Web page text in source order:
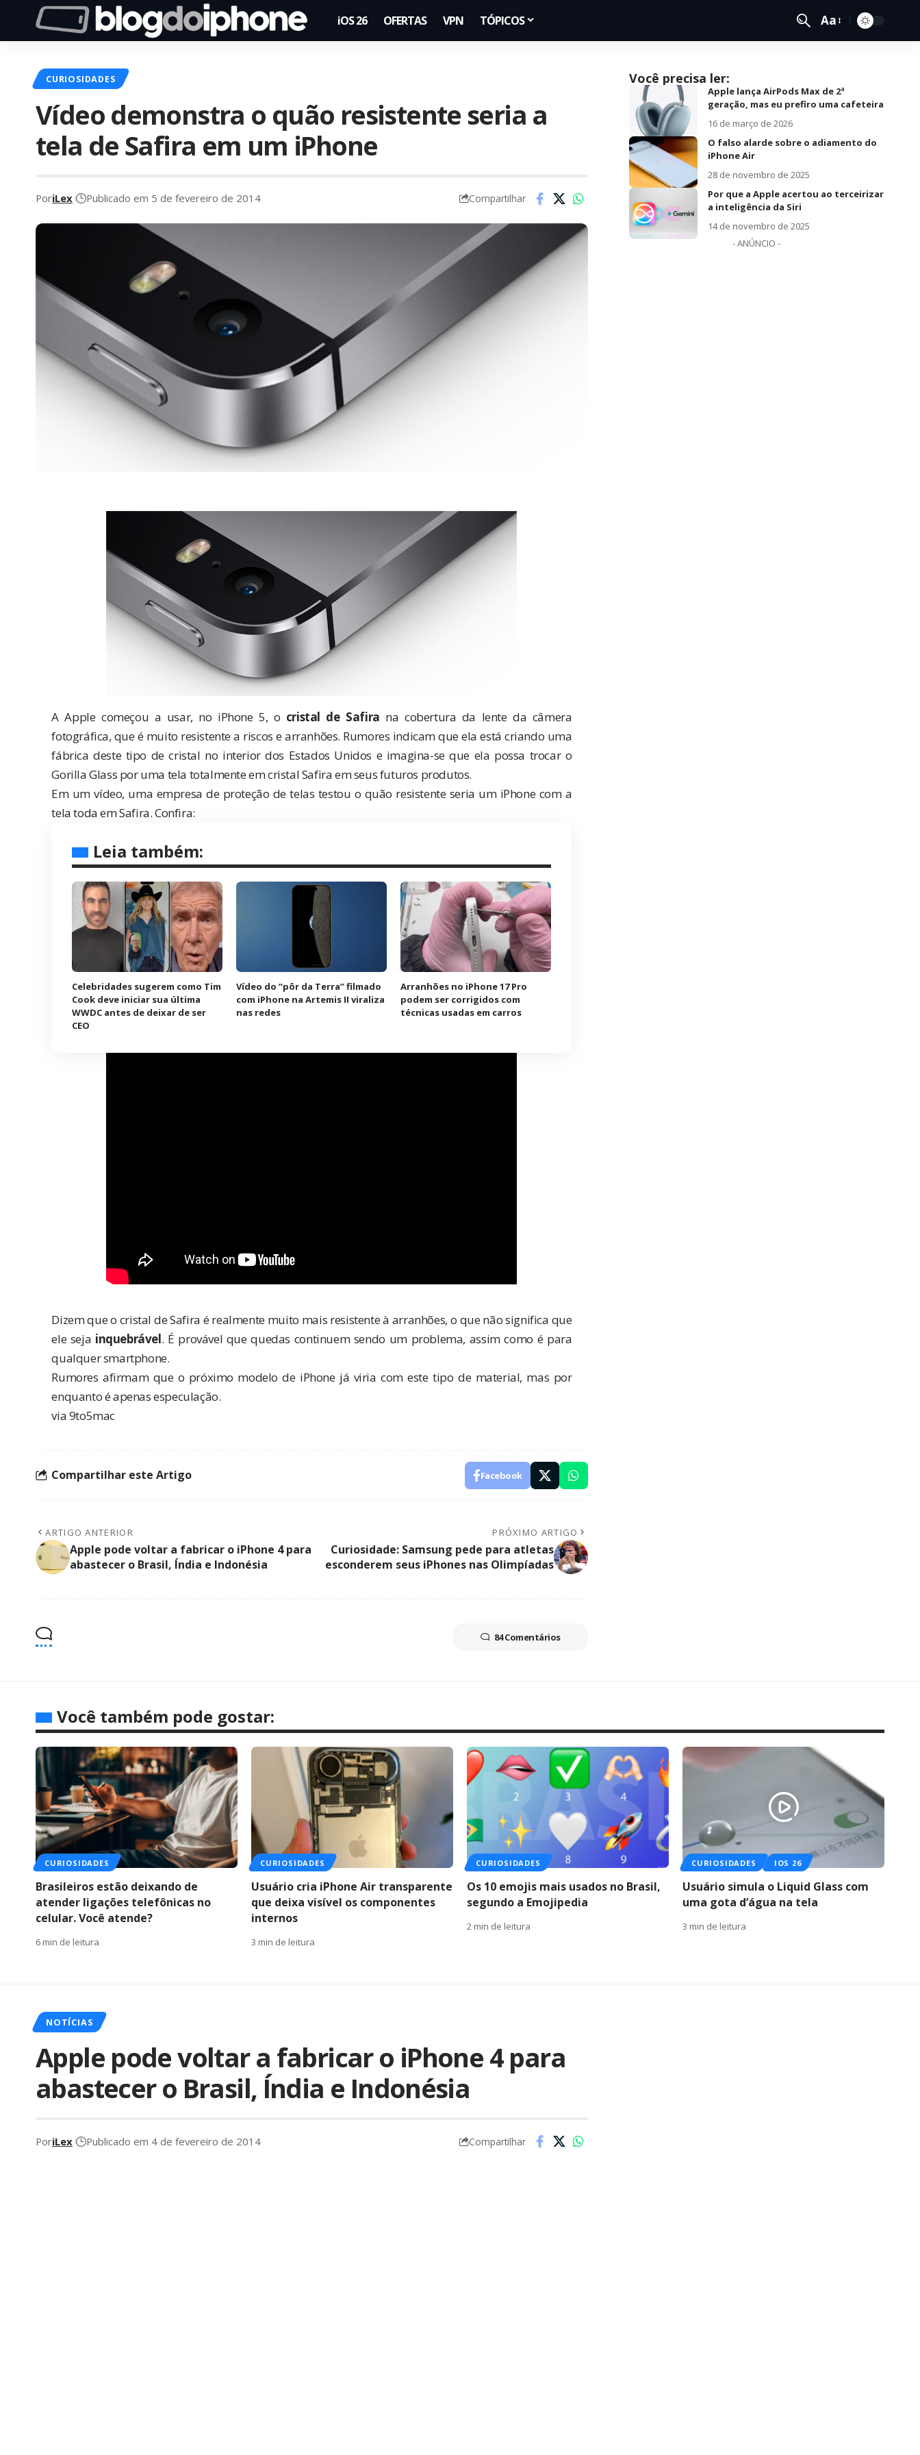
iOS 26 OFERTAS VPN TÓPICOS Aa
CURIOSIDADES
Vídeo demonstra o quão resistente seria a
tela de Safira em um iPhone
PoriLex Publicado em 5 de fevereiro de 2014 Compartilhar
A Apple começou a usar, no iPhone 5, o cristal de Safira na cobertura da lente da câmera
fotográfica, que é muito resistente a riscos e arranhões. Rumores indicam que ela está criando uma
fábrica deste tipo de cristal no interior dos Estados Unidos e imagina-se que ela possa trocar o
Gorilla Glass por uma tela totalmente em cristal Safira em seus futuros produtos.
Em um vídeo, uma empresa de proteção de telas testou o quão resistente seria um iPhone com a
tela toda em Safira. Confira:
Leia também:
Celebridades sugerem como Tim
Cook deve iniciar sua última
WWDC antes de deixar de ser
CEO
Vídeo do “pôr da Terra” filmado
com iPhone na Artemis II viraliza
nas redes
Arranhões no iPhone 17 Pro
podem ser corrigidos com
técnicas usadas em carros
Dizem que o cristal de Safira é realmente muito mais resistente à arranhões, o que não significa que
ele seja inquebrável. É provável que quedas continuem sendo um problema, assim como é para
qualquer smartphone.
Rumores afirmam que o próximo modelo de iPhone já viria com este tipo de material, mas por
enquanto é apenas especulação.
via9to5mac
Compartilhar este Artigo Facebook
ARTIGO ANTERIOR
Apple pode voltar a fabricar o iPhone 4 para
abastecer o Brasil, Índia e Indonésia
PRÓXIMO ARTIGO
Curiosidade: Samsung pede para atletas
esconderem seus iPhones nas Olimpíadas
84 Comentários
Você precisa ler:
Apple lança AirPods Max de 2ª
geração, mas eu prefiro uma cafeteira
16 de março de 2026
O falso alarde sobre o adiamento do
iPhone Air
28 de novembro de 2025
Por que a Apple acertou ao terceirizar
a inteligência da Siri
14 de novembro de 2025
- ANÚNCIO -
Você também pode gostar:
CURIOSIDADES
Brasileiros estão deixando de
atender ligações telefônicas no
celular. Você atende?
6 min de leitura
CURIOSIDADES
Usuário cria iPhone Air transparente
que deixa visível os componentes
internos
3 min de leitura
CURIOSIDADES
Os 10 emojis mais usados no Brasil,
segundo a Emojipedia
2 min de leitura
CURIOSIDADES IOS 26
Usuário simula o Liquid Glass com
uma gota d’água na tela
3 min de leitura
NOTÍCIAS
Apple pode voltar a fabricar o iPhone 4 para
abastecer o Brasil, Índia e Indonésia
PoriLex Publicado em 4 de fevereiro de 2014 Compartilhar